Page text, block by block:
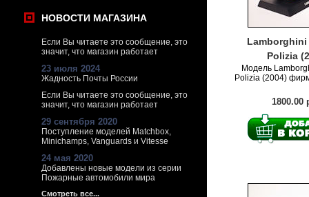
НОВОСТИ МАГАЗИНА
Если Вы читаете это сообщение, это
значит, что магазин работает
23 июля 2024
Жадность Почты России
Если Вы читаете это сообщение, это
значит, что магазин работает
29 сентября 2020
Поступление моделей Matchbox,
Minichamps, Vanguards и Vitesse
24 мая 2020
Добавлены новые модели из серии
Пожарные автомобили мира
Смотреть все...
Lamborghini
Polizia
Модель
Polizia (2004)
1800.00